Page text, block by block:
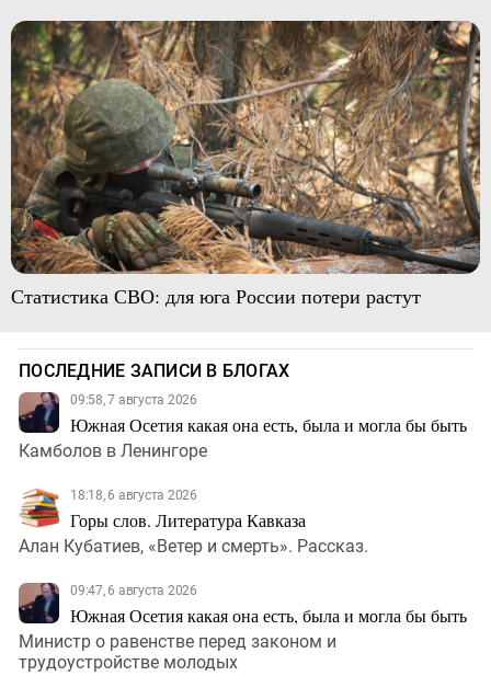
Статистика СВО: для юга России потери растут
ПОСЛЕДНИЕ ЗАПИСИ В БЛОГАХ
09:58, 7 августа 2026
Южная Осетия какая она есть, была и могла бы быть
Камболов в Ленингоре
18:18, 6 августа 2026
Горы слов. Литература Кавказа
Алан Кубатиев, «Ветер и смерть». Рассказ.
09:47, 6 августа 2026
Южная Осетия какая она есть, была и могла бы быть
Министр о равенстве перед законом и
трудоустройстве молодых